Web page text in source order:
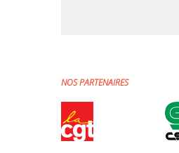
NOS PARTENAIRES